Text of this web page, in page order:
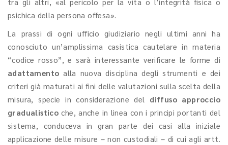
psichica della persona offesa».
La prassi di ogni ufficio giudiziario negli ultimi anni ha
conosciuto un’amplissima casistica cautelare in materia
“codice rosso”, e sarà interessante verificare le forme di
adattamento alla nuova disciplina degli strumenti e dei
criteri già maturati ai fini delle valutazioni sulla scelta della
misura, specie in considerazione del diffuso approccio
gradualistico che, anche in linea con i principi portanti del
sistema, conduceva in gran parte dei casi alla iniziale
applicazione delle misure – non custodiali – di cui agli artt.